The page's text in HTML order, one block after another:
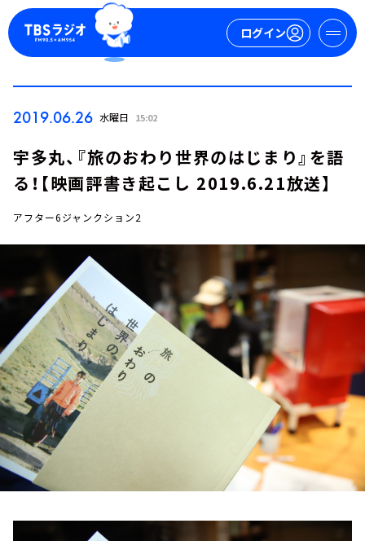
ログイン
今日の番組表
週間番組表
トピックス
TBS Podcast
お知らせ
イベント・グッズ
YouTube
会社情報
2019.06.26 水曜日 15:02
宇多丸、『旅のおわり世界のはじまり』を語
る！【映画評書き起こし 2019.6.21放送】
アフター6ジャンクション2